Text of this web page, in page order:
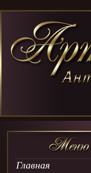
Главная